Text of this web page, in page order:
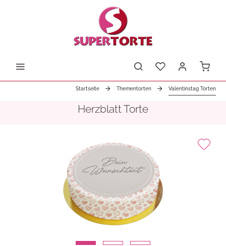
Startseite Thementorten Valentinstag Torten
Herzblatt Torte